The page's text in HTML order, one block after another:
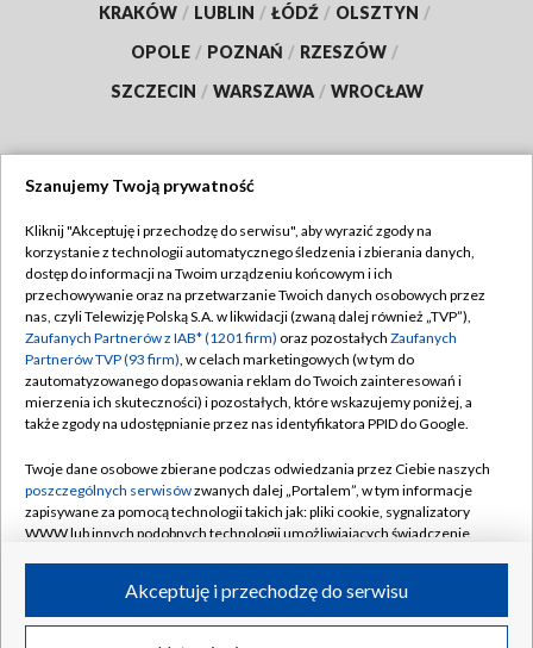
KRAKÓW / LUBLIN / ŁÓDŹ / OLSZTYN /
OPOLE / POZNAŃ / RZESZÓW /
SZCZECIN / WARSZAWA / WROCŁAW
TVP
Abonament TVP
Emisja w TVP
Centrum informacji TVP
Naziemna Telewizja Cyfrowa
Rada Programowa
System NOS
Informacje o nadawcy
Program dla prasy
Regulamin TVP
Polityka prywatności
Moje zgody
Pomoc
Kontakt
Kanały
©2026 Telewizja Polska S.A. w likwidacji
Szanujemy Twoją prywatność
Kliknij "Akceptuję i przechodzę do serwisu", aby wyrazić zgody na
korzystanie z technologii automatycznego śledzenia i zbierania danych,
dostęp do informacji na Twoim urządzeniu końcowym i ich
przechowywanie oraz na przetwarzanie Twoich danych osobowych przez
nas, czyli Telewizję Polską S.A. w likwidacji (zwaną dalej również „TVP”),
Zaufanych Partnerów z IAB* (1201 firm) oraz pozostałych Zaufanych
Partnerów TVP (93 firm), w celach marketingowych (w tym do
zautomatyzowanego dopasowania reklam do Twoich zainteresowań i
mierzenia ich skuteczności) i pozostałych, które wskazujemy poniżej, a
także zgody na udostępnianie przez nas identyfikatora PPID do Google.
Twoje dane osobowe zbierane podczas odwiedzania przez Ciebie naszych
poszczególnych serwisówzwanych dalej „Portalem”, w tym informacje
zapisywane za pomocą technologii takich jak: pliki cookie, sygnalizatory
WWW lub innych podobnych technologii umożliwiających świadczenie
ruchu w Internecie.
Twoje dane osobowe zbierane podczas odwiedzania przez Ciebie
Akceptuję i przechodzę do serwisu